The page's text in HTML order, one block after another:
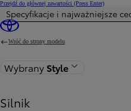
Przejdź do głównej zawartości (Press Enter)
Specyfikacje i najważniejsze
Wróć do strony modelu
Wybrany Style
Silnik